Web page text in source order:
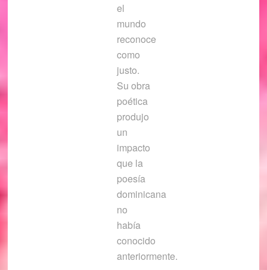
el
mundo
reconoce
como
justo.
Su obra
poética
produjo
un
impacto
que la
poesía
dominicana
no
había
conocido
anteriormente.